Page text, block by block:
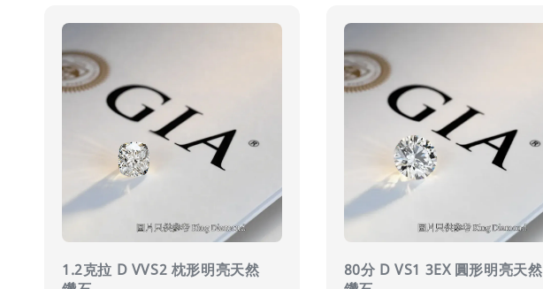
1.2克拉 D VVS2 枕形明亮天然
80分 D VS1 3EX 圓形明亮天然